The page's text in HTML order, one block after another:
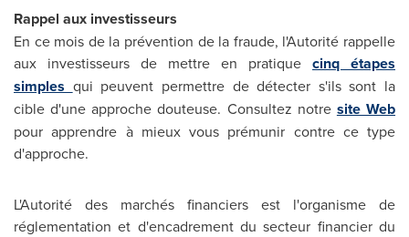
Rappel aux investisseurs
En ce mois de la prévention de la fraude, l'Autorité rappelle
aux investisseurs de mettre en pratique cinq étapes
simples qui peuvent permettre de détecter s'ils sont la
cible d'une approche douteuse. Consultez notre site Web
pour apprendre à mieux vous prémunir contre ce type
d'approche.
L'Autorité des marchés financiers est l'organisme de
réglementation et d'encadrement du secteur financier du